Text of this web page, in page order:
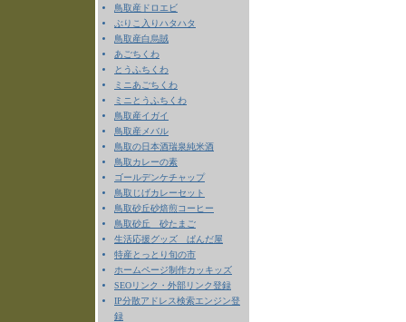
鳥取産ドロエビ
ぶりこ入りハタハタ
鳥取産白烏賊
あごちくわ
とうふちくわ
ミニあごちくわ
ミニとうふちくわ
鳥取産イガイ
鳥取産メバル
鳥取の日本酒瑞泉純米酒
鳥取カレーの素
ゴールデンケチャップ
鳥取じげカレーセット
鳥取砂丘砂焙煎コーヒー
鳥取砂丘 砂たまご
生活応援グッズ ぱんだ屋
特産とっとり旬の市
ホームページ制作カッキッズ
SEOリンク・外部リンク登録
IP分散アドレス検索エンジン登
録